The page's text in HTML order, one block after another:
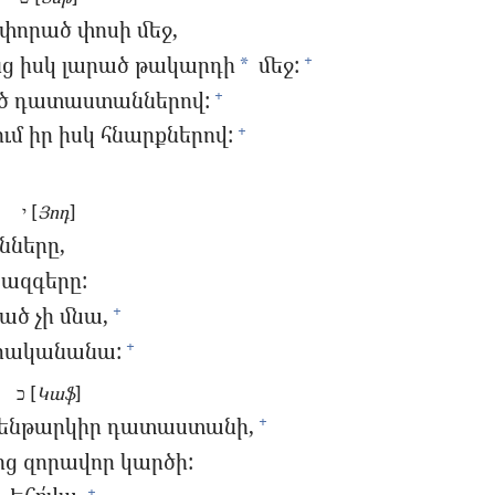
փոսի մեջ,
իսկ լարած թակարդի* մեջ: +
դատաստաններով: +
իր իսկ հնարքներով: +
י [Յոդ]
չի մնա, +
+
כ [Կաֆ]
ենթարկիր դատաստանի, +
զորավոր կարծի: